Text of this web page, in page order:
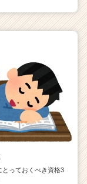
とっておくべき資格3